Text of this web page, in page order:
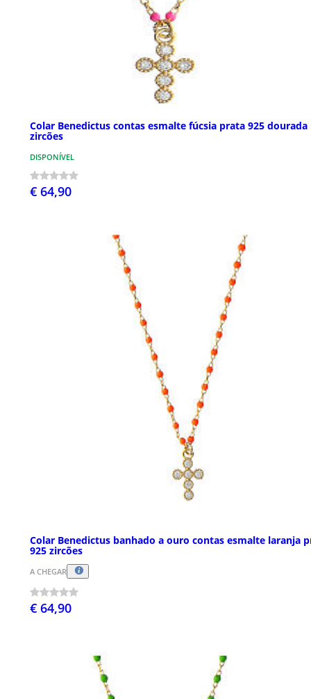
Colar Benedictus contas esmalte fúcsia prata 925 dourada
zircões
DISPONÍVEL
€ 64,90
Colar Benedictus banhado a ouro contas esmalte laranja
925 zircões
A CHEGAR
€ 64,90